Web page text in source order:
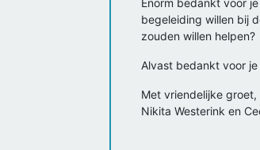
Enorm bedankt voor
begeleiding willen bij
zouden willen helpen?
Alvast bedankt voor
Met vriendelijke groet,
Nikita Westerink en